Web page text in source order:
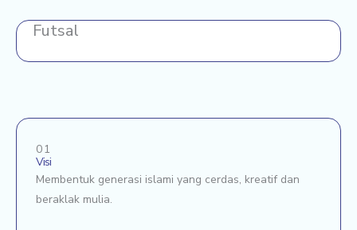
Futsal
01
Visi
Membentuk generasi islami yang cerdas, kreatif dan
beraklak mulia.